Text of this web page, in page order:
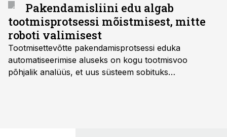
Pakendamisliini edu algab
tootmisprotsessi mõistmisest, mitte
roboti valimisest
Tootmisettevõtte pakendamisprotsessi eduka
automatiseerimise aluseks on kogu tootmisvoo
põhjalik analüüs, et uus süsteem sobituks